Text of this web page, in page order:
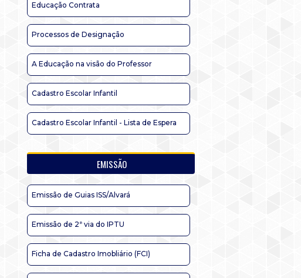
Educação Contrata
Processos de Designação
A Educação na visão do Professor
Cadastro Escolar Infantil
Cadastro Escolar Infantil - Lista de Espera
EMISSÃO
Emissão de Guias ISS/Alvará
Emissão de 2ª via do IPTU
Ficha de Cadastro Imobliário (FCI)